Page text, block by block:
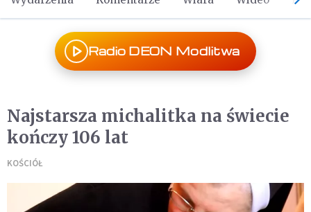
Radio DEON Modlitwa
Najstarsza michalitka na świecie
kończy 106 lat
KOŚCIÓŁ